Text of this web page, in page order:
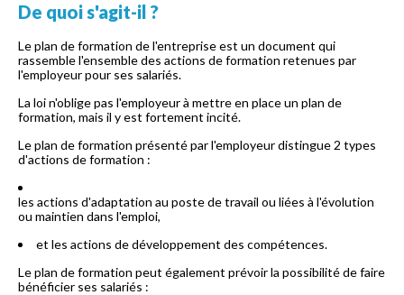
De quoi s'agit-il ?
Le plan de formation de l'entreprise est un document qui
rassemble l'ensemble des actions de formation retenues par
l'employeur pour ses salariés.
La loi n'oblige pas l'employeur à mettre en place un plan de
formation, mais il y est fortement incité.
Le plan de formation présenté par l'employeur distingue 2 types
d'actions de formation :
les actions d'adaptation au poste de travail ou liées à l'évolution
ou maintien dans l'emploi,
et les actions de développement des compétences.
Le plan de formation peut également prévoir la possibilité de faire
bénéficier ses salariés :